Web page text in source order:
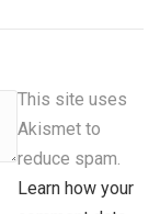
This site uses
Akismet to
reduce spam.
Learn how your